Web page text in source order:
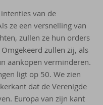
van de
ze een versnelling van
zullen ze hun orders
zullen zij, als
aankopen verminderen.
ligt op 50. We zien
dat de Verenigde
Europa van zijn kant